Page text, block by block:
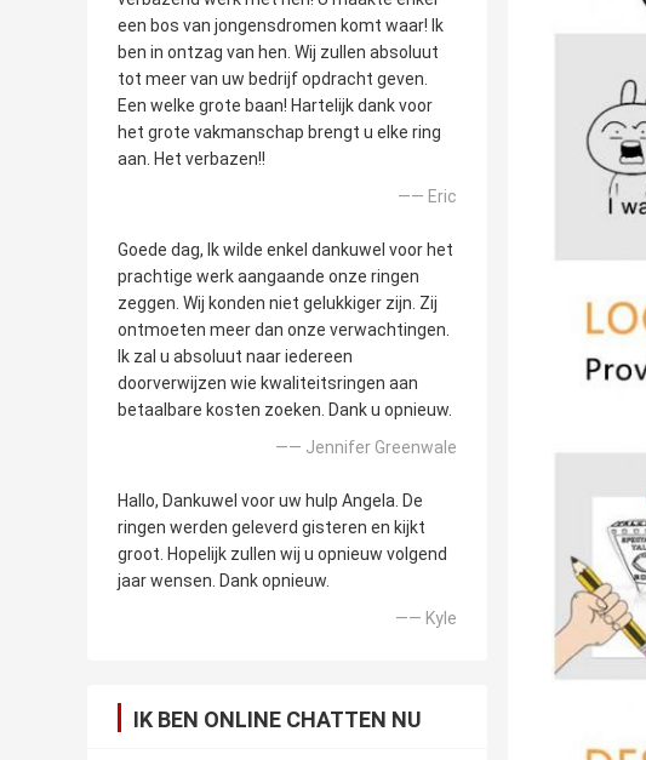
een bos van jongensdromen komt waar! Ik
ben in ontzag van hen. Wij zullen absoluut
tot meer van uw bedrijf opdracht geven.
Een welke grote baan! Hartelijk dank voor
het grote vakmanschap brengt u elke ring
aan. Het verbazen!!
—— Eric
Goede dag, Ik wilde enkel dankuwel voor het
prachtige werk aangaande onze ringen
zeggen. Wij konden niet gelukkiger zijn. Zij
ontmoeten meer dan onze verwachtingen.
Ik zal u absoluut naar iedereen
doorverwijzen wie kwaliteitsringen aan
betaalbare kosten zoeken. Dank u opnieuw.
—— Jennifer Greenwale
Hallo, Dankuwel voor uw hulp Angela. De
ringen werden geleverd gisteren en kijkt
groot. Hopelijk zullen wij u opnieuw volgend
jaar wensen. Dank opnieuw.
—— Kyle
IK BEN ONLINE CHATTEN NU